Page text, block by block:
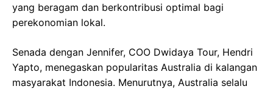
yang beragam dan berkontribusi optimal bagi
perekonomian lokal.
Senada dengan Jennifer, COO Dwidaya Tour, Hendri
Yapto, menegaskan popularitas Australia di kalangan
masyarakat Indonesia. Menurutnya, Australia selalu